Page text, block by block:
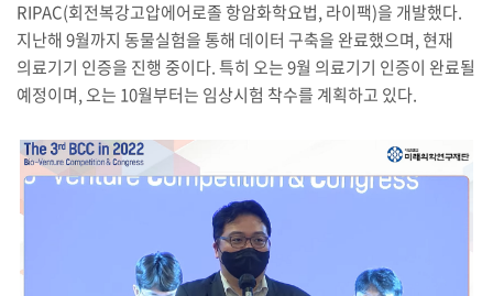
RIPAC(회전복강고압에어로졸 항암화학요법, 라이팩)을 개발했다.
지난해 9월까지 동물실험을 통해 데이터 구축을 완료했으며, 현재
의료기기 인증을 진행 중이다. 특히 오는 9월 의료기기 인증이 완료될
예정이며, 오는 10월부터는 임상시험 착수를 계획하고 있다.